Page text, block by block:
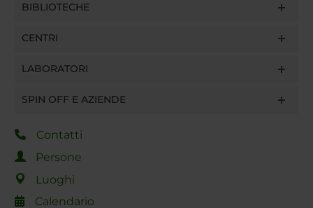
BIBLIOTECHE
CENTRI
LABORATORI
SPIN OFF E AZIENDE
Contatti
Persone
Luoghi
Calendario